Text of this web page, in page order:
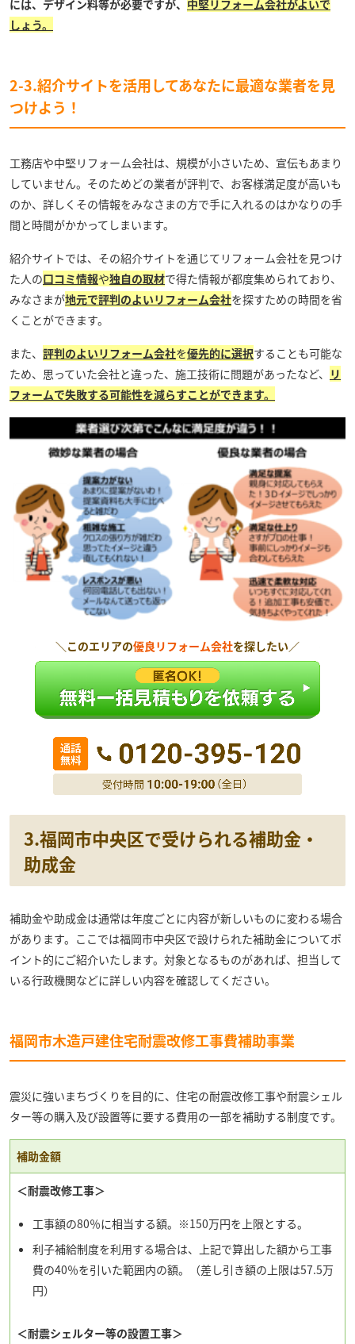
には、デザイン料等が必要ですが、 中堅リフォーム会社がよいで
しょう。
2-3.紹介サイトを活用してあなたに最適な業者を見
つけよう！
工務店や中堅リフォーム会社は、規模が小さいため、宣伝もあまり
していません。そのためどの業者が評判で、お客様満足度が高いも
のか、詳しくその情報をみなさまの方で手に入れるのはかなりの手
間と時間がかかってしまいます。
紹介サイトでは、その紹介サイトを通じてリフォーム会社を見つけ
た人の口コミ情報や独自の取材で得た情報が都度集められており、
みなさまが地元で評判のよいリフォーム会社を探すための時間を省
くことができます。
また、 評判のよいリフォーム会社を優先的に選択することも可能な
ため、思っていた会社と違った、施工技術に問題があったなど、 リ
フォームで失敗する可能性を減らすことができます。
＼このエリアの優良リフォーム会社を探したい／
3.福岡市中央区で受けられる補助金・
助成金
補助金や助成金は通常は年度ごとに内容が新しいものに変わる場合
があります。ここでは福岡市中央区で設けられた補助金についてポ
イント的にご紹介いたします。対象となるものがあれば、担当して
いる行政機関などに詳しい内容を確認してください。
福岡市木造戸建住宅耐震改修工事費補助事業
震災に強いまちづくりを目的に、住宅の耐震改修工事や耐震シェル
ター等の購入及び設置等に要する費用の一部を補助する制度です。
補助金額
＜耐震改修工事＞
工事額の80％に相当する額。※150万円を上限とする。
利子補給制度を利用する場合は、上記で算出した額から工事
費の40％を引いた範囲内の額。（差し引き額の上限は57.5万
円）
＜耐震シェルター等の設置工事＞